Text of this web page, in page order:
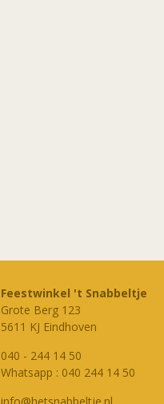
Feestwinkel 't Snabbeltje
Grote Berg 123
5611 KJ Eindhoven
040 - 244 14 50
Whatsapp : 040 244 14 50